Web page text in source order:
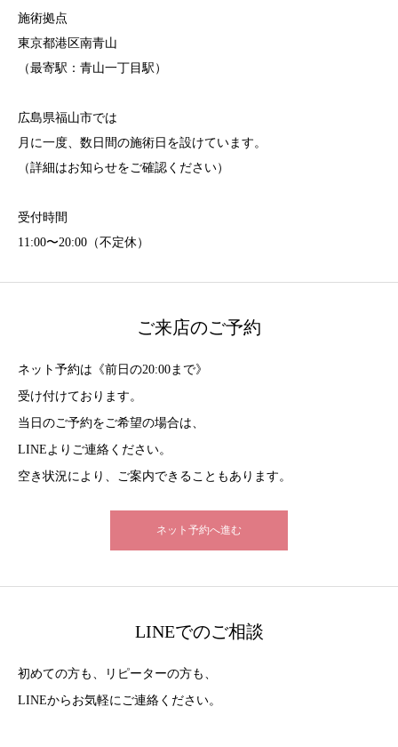
施術拠点
東京都港区南青山
（最寄駅：青山一丁目駅）
広島県福山市では
月に一度、数日間の施術日を設けています。
（詳細はお知らせをご確認ください）
受付時間
11:00〜20:00（不定休）
ご来店のご予約
ネット予約は《前日の20:00まで》
受け付けております。
当日のご予約をご希望の場合は、
LINEよりご連絡ください。
空き状況により、ご案内できることもあります。
ネット予約へ進む
LINEでのご相談
初めての方も、リピーターの方も、
LINEからお気軽にご連絡ください。